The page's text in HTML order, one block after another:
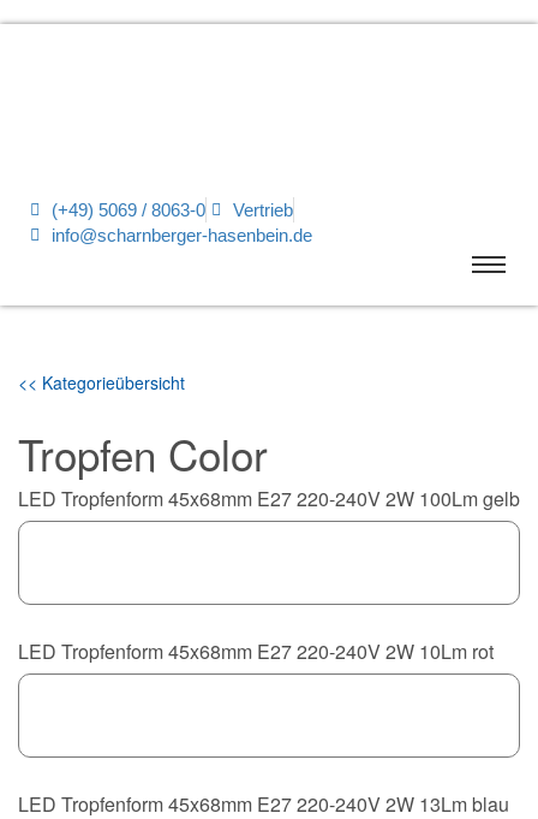
(+49) 5069 / 8063-0
Vertrieb
info@scharnberger-hasenbein.de
<< Kategorieübersicht
Tropfen Color
LED Tropfenform 45x68mm E27 220-240V 2W 100Lm gelb
LED Tropfenform 45x68mm E27 220-240V 2W 10Lm rot
LED Tropfenform 45x68mm E27 220-240V 2W 13Lm blau